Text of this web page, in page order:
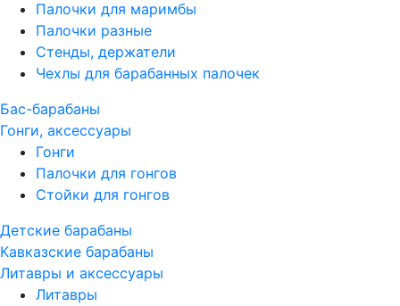
Палочки для маримбы
Палочки разные
Стенды, держатели
Чехлы для барабанных палочек
Бас-барабаны
Гонги, аксессуары
Гонги
Палочки для гонгов
Стойки для гонгов
Детские барабаны
Кавказские барабаны
Литавры и аксессуары
Литавры